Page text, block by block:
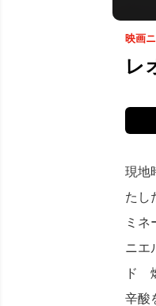
映画
レ
現地
たし
ミネ
ニエ
ド
辛酸